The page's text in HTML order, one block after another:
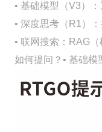
• 基础模型（V3）
• 深度思考（R1）
• 联网搜索：RAG
如何提问？• 基础模